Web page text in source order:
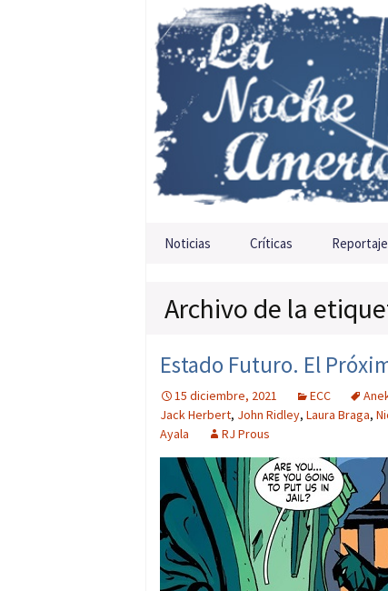
Saltar al contenido
Noticias Críticas
Archivo de la
Estado Futuro. El
15 diciembre, 2021 ECC
Jack Herbert, John Ridley, Laura Braga,
Ayala
RJ Prous